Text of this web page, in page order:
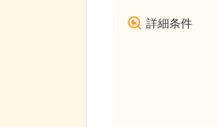
詳細条件